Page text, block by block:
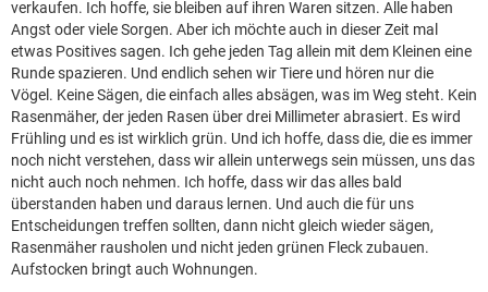
verkaufen. Ich hoffe, sie bleiben auf ihren Waren sitzen. Alle haben
Angst oder viele Sorgen. Aber ich möchte auch in dieser Zeit mal
etwas Positives sagen. Ich gehe jeden Tag allein mit dem Kleinen eine
Runde spazieren. Und endlich sehen wir Tiere und hören nur die
Vögel. Keine Sägen, die einfach alles absägen, was im Weg steht. Kein
Rasenmäher, der jeden Rasen über drei Millimeter abrasiert. Es wird
Frühling und es ist wirklich grün. Und ich hoffe, dass die, die es immer
noch nicht verstehen, dass wir allein unterwegs sein müssen, uns das
nicht auch noch nehmen. Ich hoffe, dass wir das alles bald
überstanden haben und daraus lernen. Und auch die für uns
Entscheidungen treffen sollten, dann nicht gleich wieder sägen,
Rasenmäher rausholen und nicht jeden grünen Fleck zubauen.
Aufstocken bringt auch Wohnungen.